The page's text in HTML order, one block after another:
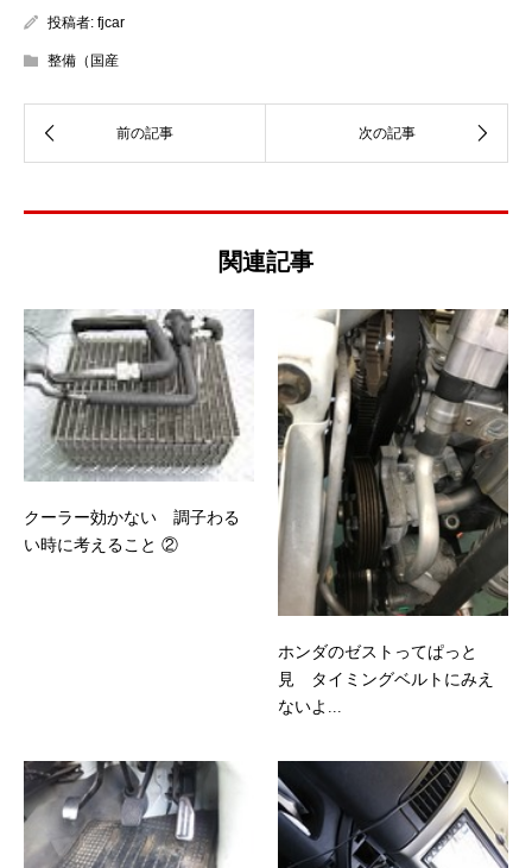
投稿者: fjcar
整備（国産
関連記事
クーラー効かない 調子わる
い時に考えること ②
ホンダのゼストってぱっと
見 タイミングベルトにみえ
ないよ...